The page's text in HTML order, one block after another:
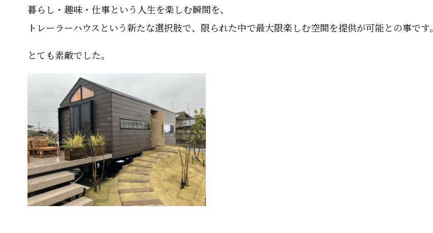
暮らし・趣味・仕事という人生を楽しむ瞬間を、
トレーラーハウスという新たな選択肢で、限られた中で最大限楽しむ空間を提供が可能との事です。
とても素敵でした。